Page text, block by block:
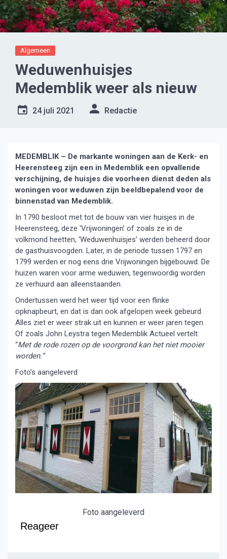
Algemeen
Weduwenhuisjes
Medemblik weer als nieuw
24 juli 2021 Redactie
MEDEMBLIK – De markante woningen aan de Kerk- en
Heerensteeg zijn een in Medemblik een opvallende
verschijning, de huisjes die voorheen dienst deden als
woningen voor weduwen zijn beeldbepalend voor de
binnenstad van Medemblik.
In 1790 besloot met tot de bouw van vier huisjes in de
Heerensteeg, deze ‘Vrijwoningen’ of zoals ze in de
volkmond heetten, ‘Weduwenhuisjes’ werden beheerd door
de gasthuisvoogden. Later, in de periode tussen 1797 en
1799 werden er nog eens drie Vrijwoningen bijgebouwd. De
huizen waren voor arme weduwen, tegenwoordig worden
ze verhuurd aan alleenstaanden.
Ondertussen werd het weer tijd voor een flinke
opknapbeurt, en dat is dan ook afgelopen week gebeurd.
Alles ziet er weer strak uit en kunnen er weer jaren tegen.
Of zoals John Leystra tegen Medemblik Actueel vertelt:
“Met de rode rozen op de voorgrond kan het niet mooier
worden.”
Foto’s aangeleverd
Foto aangeleverd
Reageer